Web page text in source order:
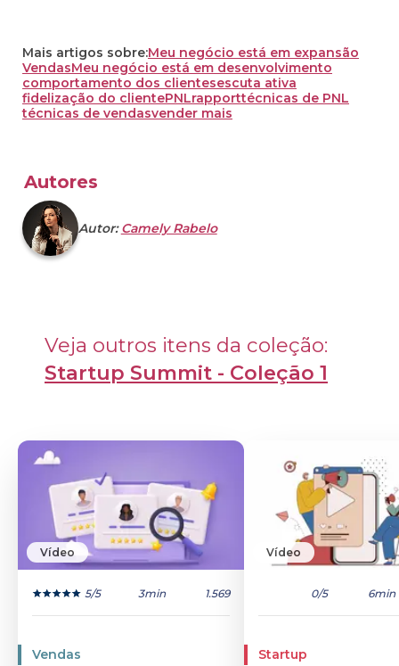
Mais artigos sobre:Meu negócio está em expansão
VendasMeu negócio está em desenvolvimento
comportamento dos clientesescuta ativa
fidelização do clientePNLrapporttécnicas de PNL
técnicas de vendasvender mais
Autores
Autor:Camely Rabelo
Startup Summit - Coleção 1
Vídeo
5/5 3min 1.569
Vendas
Vídeo
0/5 6min
Startup